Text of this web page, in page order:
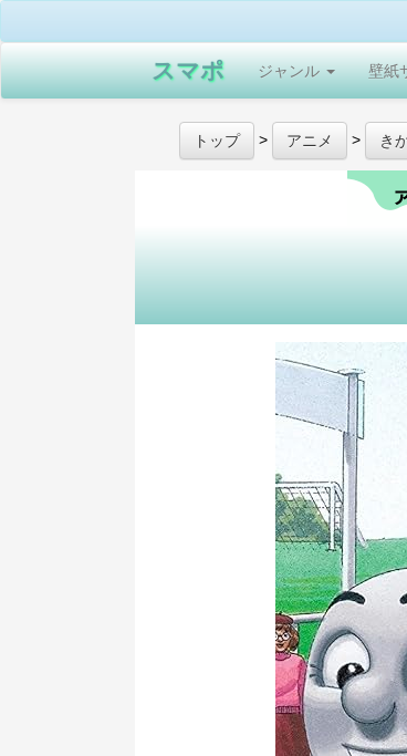
スマポ ジャンル 壁紙
トップ > アニメ > き